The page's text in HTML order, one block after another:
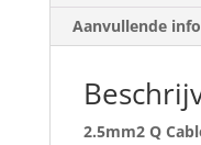
Aanvullende
2.5mm2 Q